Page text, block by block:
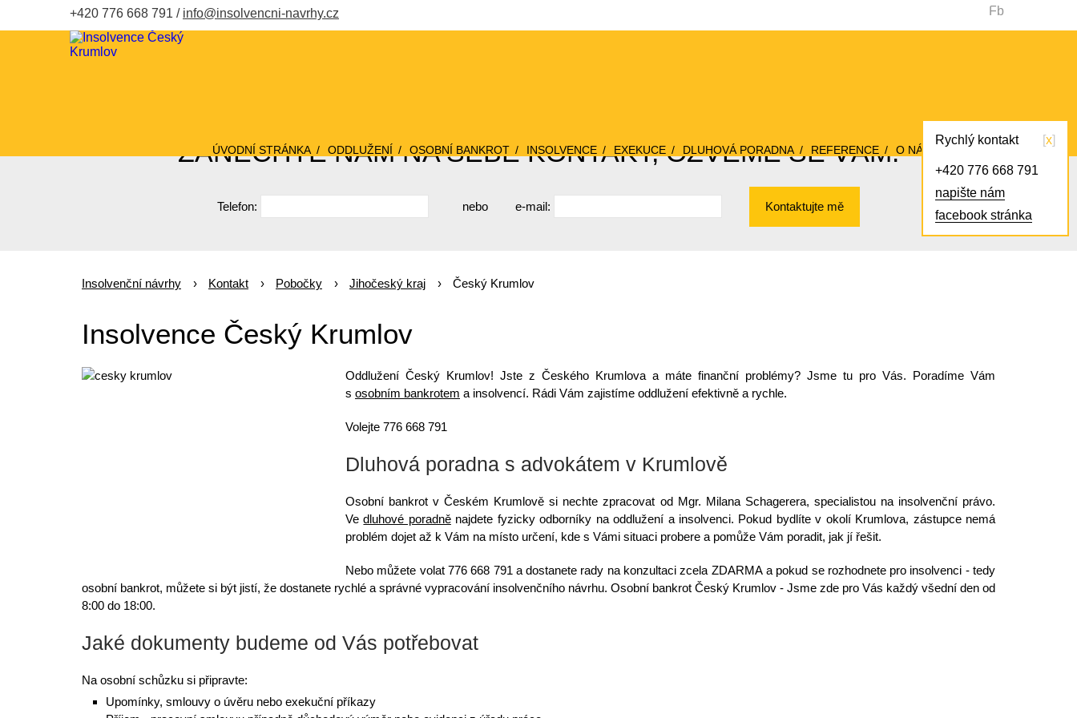
+420 776 668 791 info@insolvencni-navrhy.cz Fb
ÚVODNÍ STRÁNKA ODDLUŽENÍ OSOBNÍ BANKROT INSOLVENCE EXEKUCE DLUHOVÁ PORADNA REFERENCE O NÁS KONTAKT
ZANECHTE NÁM NA SEBE KONTAKT, OZVEME SE VÁM!
Telefon: nebo e-mail: Kontaktujte mě
Insolvenční návrhy Kontakt Pobočky Jihočeský kraj Český Krumlov
Insolvence Český Krumlov
Oddlužení Český Krumlov! Jste z Českého Krumlova a máte finanční problémy? Jsme tu pro Vás. Poradíme Vám
s osobním bankrotem a insolvencí. Rádi Vám zajistíme oddlužení efektivně a rychle.
Volejte 776 668 791
Dluhová poradna s advokátem v Krumlově
Osobní bankrot v Českém Krumlově si nechte zpracovat od Mgr. Milana Schagerera, specialistou na insolvenční právo.
Vedluhové poradněnajdete fyzicky odborníky na oddlužení a insolvenci. Pokud bydlíte v okolí Krumlova, zástupce nemá
problém dojet až k Vám na místo určení, kde s Vámi situaci probere a pomůže Vám poradit, jak jí řešit.
Nebo můžete volat 776 668 791 a dostanete rady na konzultaci zcela ZDARMAa pokud se rozhodnete pro insolvenci - tedy
osobní bankrot, můžete si být jistí, že dostanete rychlé a správné vypracování insolvenčního návrhu. Osobní bankrot Český Krumlov - Jsme zde pro Vás každý všední den od
8:00 do 18:00.
Jaké dokumenty budeme od Vás potřebovat
Na osobní schůzku si připravte:
Upomínky, smlouvy o úvěru nebo exekuční příkazy
Rychlý kontakt x
+420 776 668 791
napište nám
facebook stránka